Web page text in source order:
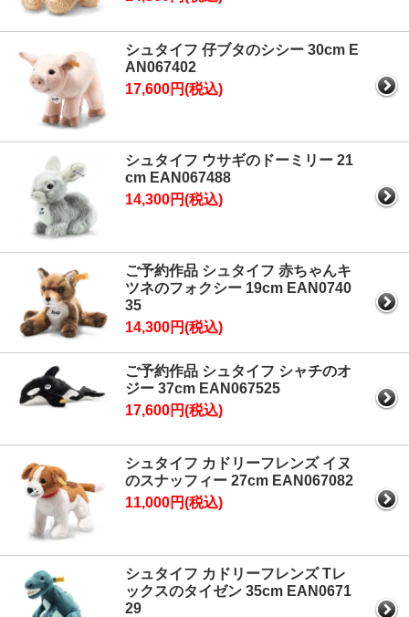
シュタイフ 仔ブタのシシー 30cm E
AN067402
17,600円(税込)
シュタイフ ウサギのドーミリー 21
cm EAN067488
14,300円(税込)
ご予約作品 シュタイフ 赤ちゃんキ
ツネのフォクシー 19cm EAN0740
35
14,300円(税込)
ご予約作品 シュタイフ シャチのオ
ジー 37cm EAN067525
17,600円(税込)
シュタイフ カドリーフレンズ イヌ
のスナッフィー 27cm EAN067082
11,000円(税込)
シュタイフ カドリーフレンズ Tレ
ックスのタイゼン 35cm EAN0671
29